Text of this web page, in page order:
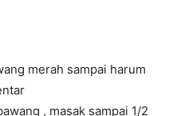
merah sampai harum
, masak sampai 1/2